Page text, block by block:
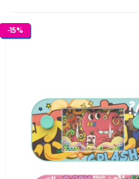
-15%